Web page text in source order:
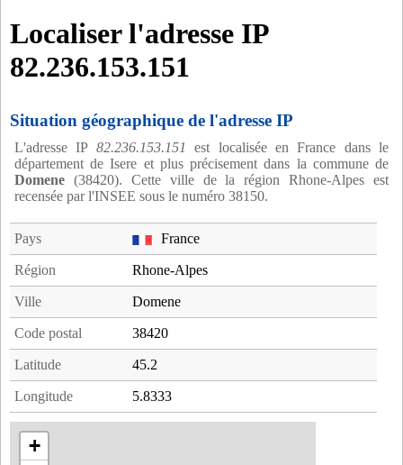
Localiser l'adresse IP
82.236.153.151
Situation géographique de l'adresse IP
L'adresse IP 82.236.153.151
est localisée en France dans le
département de Isere et plus précisement dans la commune de
Domene (38420). Cette ville de la région Rhone-Alpes est
recensée par l'INSEE sous le numéro 38150.
Pays France
Région Rhone-Alpes
Ville Domene
Code postal 38420
Latitude 45.2
Longitude 5.8333
+